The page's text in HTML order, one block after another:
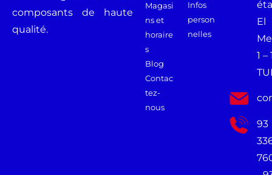
composants de haute
qualité.
Magasi
ns et
horaire
s
Blog
Contac
tez-
nous
Infos
person
nelles
El
1 –
93